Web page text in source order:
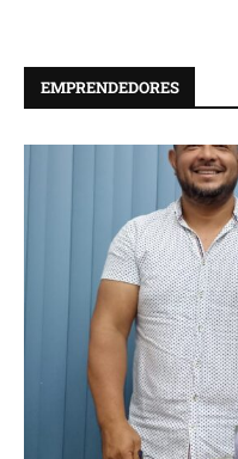
EMPRENDEDORES